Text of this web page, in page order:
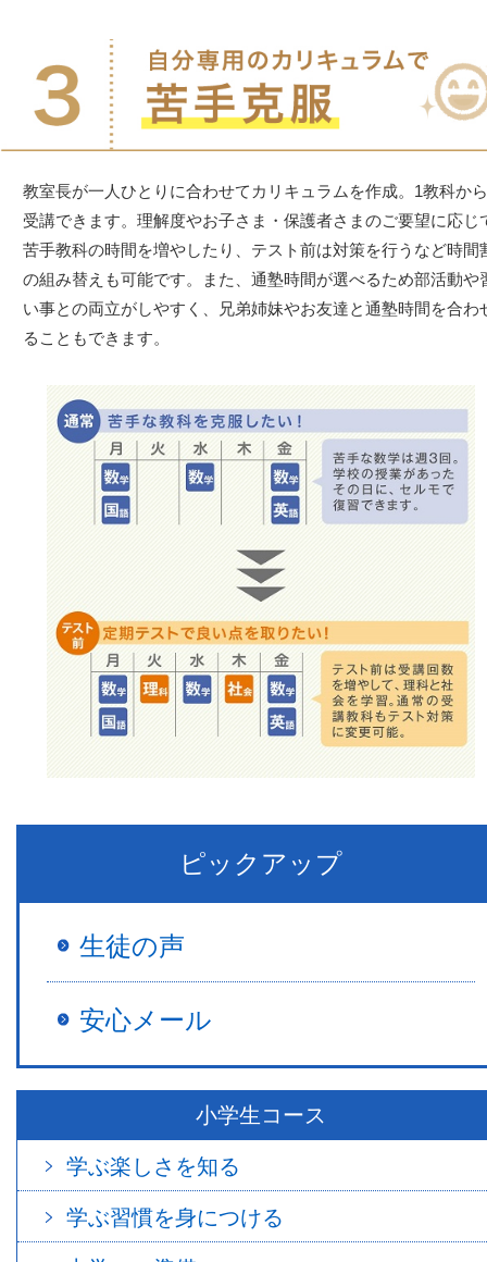
教室長が一人ひとりに合わせてカリキュラムを作成。1教科から
受講できます。理解度やお子さま・保護者さまのご要望に応じ
苦手教科の時間を増やしたり、テスト前は対策を行うなど時間
の組み替えも可能です。また、通塾時間が選べるため部活動や
い事との両立がしやすく、兄弟姉妹やお友達と通塾時間を合わ
ることもできます。
ピックアップ
生徒の声
安心メール
小学生コース
学ぶ楽しさを知る
学ぶ習慣を身につける